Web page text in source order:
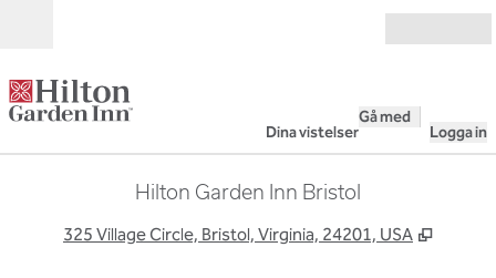
Dina vistelser
Gå med
Logga in
Hilton Garden Inn Bristol
325 Village Circle, Bristol, Virginia, 24201, USA ,